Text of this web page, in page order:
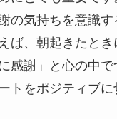
の気持ちを意識
ば、朝起きたとき
感謝」と心の中で
トをポジティブ